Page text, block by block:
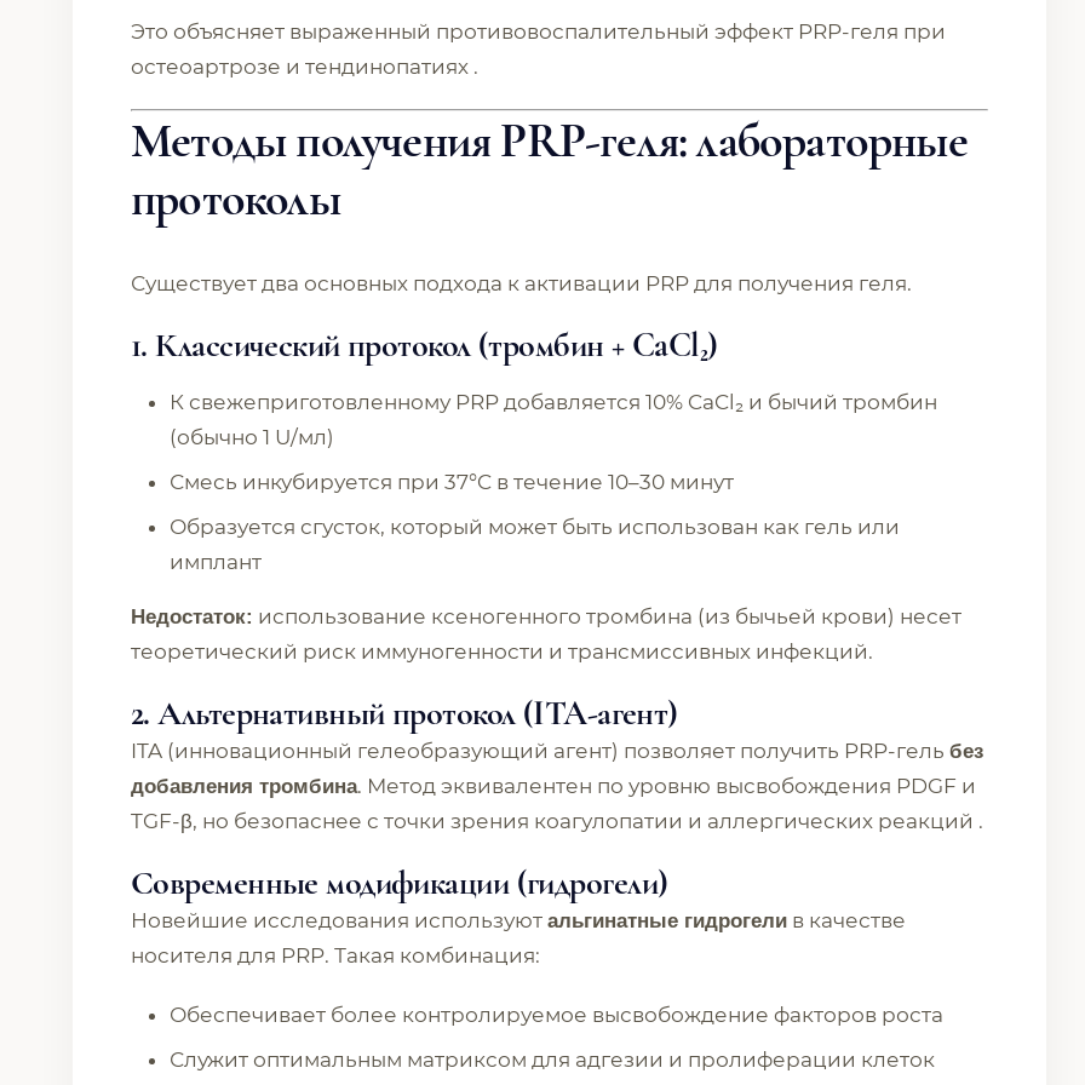
Это объясняет выраженный противовоспалительный эффект PRP-геля при
остеоартрозе и тендинопатиях .
Методы получения PRP-геля: лабораторные
протоколы
Существует два основных подхода к активации PRP для получения геля.
1. Классический протокол (тромбин + CaCl₂)
К свежеприготовленному PRP добавляется 10% CaCl₂ и бычий тромбин
(обычно 1 U/мл)
Смесь инкубируется при 37°C в течение 10–30 минут
Образуется сгусток, который может быть использован как гель или
имплант
Недостаток: использование ксеногенного тромбина (из бычьей крови) несет
теоретический риск иммуногенности и трансмиссивных инфекций.
2. Альтернативный протокол (ITA-агент)
ITA (инновационный гелеобразующий агент) позволяет получить PRP-гель без
добавления тромбина. Метод эквивалентен по уровню высвобождения PDGF и
TGF-β, но безопаснее с точки зрения коагулопатии и аллергических реакций .
Современные модификации (гидрогели)
Новейшие исследования используют альгинатные гидрогели в качестве
носителя для PRP. Такая комбинация:
Обеспечивает более контролируемое высвобождение факторов роста
Служит оптимальным матриксом для адгезии и пролиферации клеток